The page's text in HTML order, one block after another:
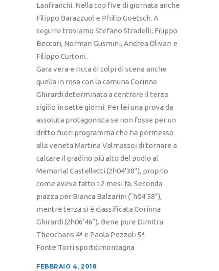
Lanfranchi. Nella top five di giornata anche
Filippo Barazzuol e Philip Goetsch. A
seguire troviamo Stefano Stradelli, Filippo
Beccari, Norman Gusmini, Andrea Olivari e
Filippo Curtoni.
Gara vera e ricca di colpi di scena anche
quella in rosa con la camuna Corinna
Ghirardi determinata a centrare il terzo
sigillo in sette giorni. Per lei una prova da
assoluta protagonista se non fosse per un
dritto fuori programma che ha permesso
alla veneta Martina Valmassoi di tornare a
calcare il gradino più alto del podio al
Memorial Castelletti (2h04’38”), proprio
come aveva fatto 12 mesi fa. Seconda
piazza per Bianca Balzarini (“h04’58”),
mentre terza si è classificata Corinna
Ghirardi (2h06’46”). Bene pure Dimitra
Theocharis 4ª e Paola Pezzoli 5ª.
Fonte Torri sportdimontagna
FEBBRAIO 4, 2018